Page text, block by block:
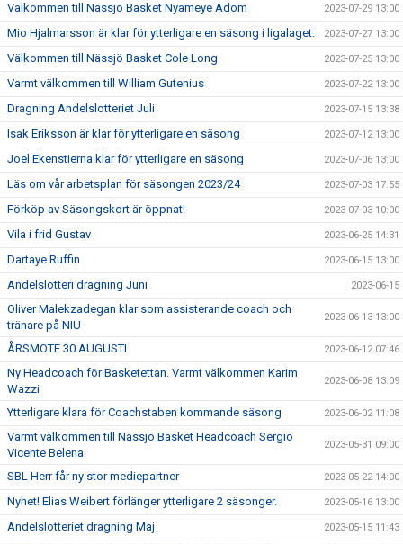
Välkommen till Nässjö Basket Nyameye Adom 2023-07-29 13:00
Mio Hjalmarsson är klar för ytterligare en säsong i ligalaget. 2023-07-27 13:00
Välkommen till Nässjö Basket Cole Long 2023-07-25 13:00
Varmt välkommen till William Gutenius 2023-07-22 13:00
Dragning Andelslotteriet Juli 2023-07-15 13:38
Isak Eriksson är klar för ytterligare en säsong 2023-07-12 13:00
Joel Ekenstierna klar för ytterligare en säsong 2023-07-06 13:00
Läs om vår arbetsplan för säsongen 2023/24 2023-07-03 17:55
Förköp av Säsongskort är öppnat! 2023-07-03 10:00
Vila i frid Gustav 2023-06-25 14:31
Dartaye Ruffin 2023-06-15 13:00
Andelslotteri dragning Juni 2023-06-15
Oliver Malekzadegan klar som assisterande coach och
tränare på NIU
2023-06-13 13:00
ÅRSMÖTE 30 AUGUSTI 2023-06-12 07:46
Ny Headcoach för Basketettan. Varmt välkommen Karim
Wazzi
2023-06-08 13:09
Ytterligare klara för Coachstaben kommande säsong 2023-06-02 11:08
Varmt välkommen till Nässjö Basket Headcoach Sergio
Vicente Belena
2023-05-31 09:00
SBL Herr får ny stor mediepartner 2023-05-22 14:00
Nyhet! Elias Weibert förlänger ytterligare 2 säsonger. 2023-05-16 13:00
Andelslotteriet dragning Maj 2023-05-15 11:43